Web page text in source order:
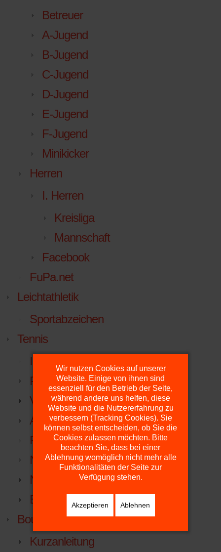
Betreuer
A-Jugend
B-Jugend
C-Jugend
D-Jugend
E-Jugend
F-Jugend
Minikicker
Herren
I. Herren
Kreisliga
Mannschaft
Facebook
FuPa.net
Leichtathletik
Sportabzeichen
Tennis
Inklusiver Familien-Erlebnistag
Plätze
Vorstand
Anfahrt
Platzdienst
NTV
NTV.LIGA.NU
Beitrittserklärung
Boule
Kurzanleitung
Wir nutzen Cookies auf unserer
Website. Einige von ihnen sind
essenziell für den Betrieb der Seite,
während andere uns helfen, diese
Website und die Nutzererfahrung zu
verbessern (Tracking Cookies). Sie
können selbst entscheiden, ob Sie die
Cookies zulassen möchten. Bitte
beachten Sie, dass bei einer
Ablehnung womöglich nicht mehr alle
Funktionalitäten der Seite zur
Verfügung stehen.
Akzeptieren Ablehnen